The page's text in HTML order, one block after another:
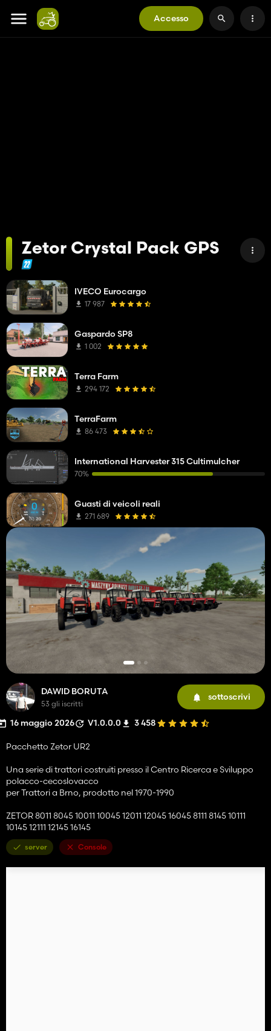
Accesso
Zetor Crystal Pack GPS
DAWID BORUTA
53 gli iscritti
sottoscrivi
16 maggio 2026 V1.0.0.0 3 458
Pacchetto Zetor UR2
Una serie di trattori costruiti presso il Centro Ricerca e Sviluppo
polacco-cecoslovacco
per Trattori a Brno, prodotto nel 1970-1990
ZETOR 8011 8045 10011 10045 12011 12045 16045 8111 8145 10111
10145 12111 12145 16145
server Console
IVECO Eurocargo
17 987
Gaspardo SP8
1 002
Terra Farm
294 172
TerraFarm
86 473
International Harvester 315 Cultimulcher
70%
Guasti di veicoli reali
271 689